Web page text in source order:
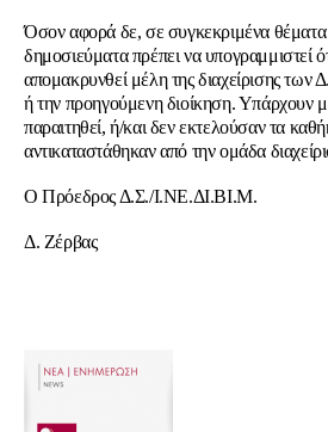
Όσον αφορά δε, σε συγκεκριμένα θέματα
δημοσιεύματα πρέπει να υπογραμμιστεί
απομακρυνθεί μέλη της διαχείρισης
ή την προηγούμενη διοίκηση. Υπάρχουν
παραιτηθεί, ή/και δεν εκτελούσαν τα
αντικαταστάθηκαν από την ομάδα
Ο Πρόεδρος Δ.Σ./Ι.ΝΕ.ΔΙ.ΒΙ.Μ.
Δ. Ζέρβας